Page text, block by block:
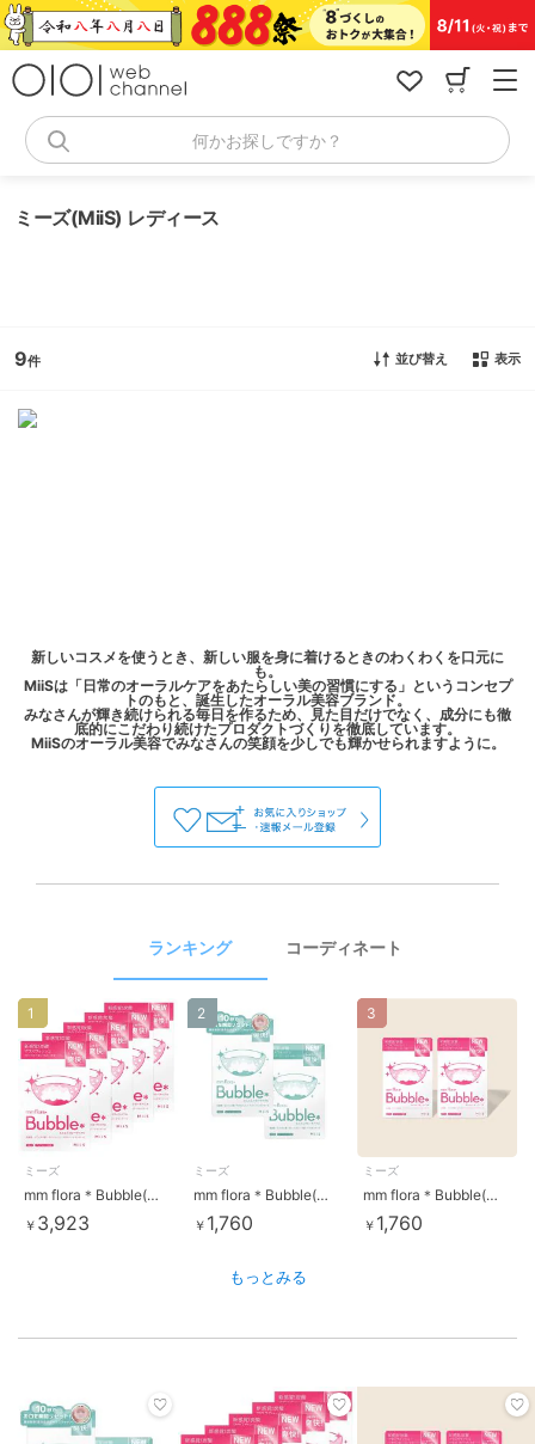
コ
ン
何かお探しですか？
ミーズ(MiiS) レディース
9 並び替え 表示
新しいコスメを使うとき、新しい服を身に着けるときのわくわくを口元に
も。
MiiSは「日常のオーラルケアをあたらしい美の習慣にする」というコンセプ
トのもと、誕生したオーラル美容ブランド。
みなさんが輝き続けられる毎日を作るため、見た目だけでなく、成分にも徹
底的にこだわり続けたプロダクトづくりを徹底しています。
ランキング コーディネート
ミーズ
mm flora＊Bubble(エムエムフローラバブル) 5個セット
￥ 3,923
1
ミーズ
mm flora＊Bubble(エムエムフローラバブル) マスカットミント風味 2個セット
￥ 1,760
2
ミーズ
mm flora＊Bubble(エムエムフローラバブル) 2個セット
￥ 1,760
3
もっとみる